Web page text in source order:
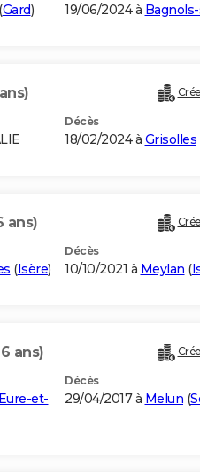
(Gard) 19/06/2024 à
Décès
18/02/2024 à Grisolles
ans)
(Isère)
Décès
10/10/2021 à Meylan (
ans)
et-
Décès
29/04/2017 à Melun (